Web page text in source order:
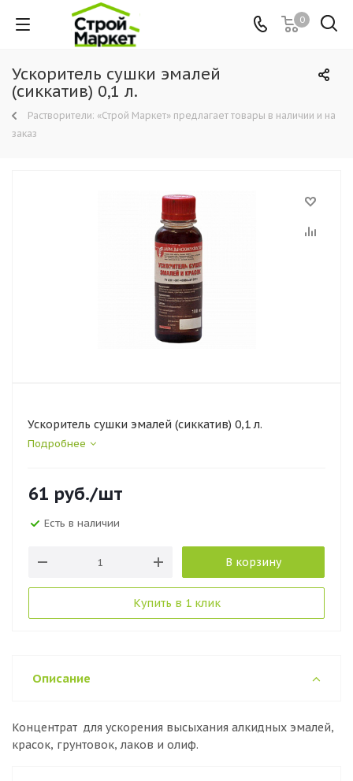
0
Ускоритель сушки эмалей
(сиккатив) 0,1 л.
Растворители: «Строй Маркет» предлагает товары в наличии и на
заказ
Ускоритель сушки эмалей (сиккатив) 0,1 л.
Подробнее
61 руб./шт
Есть в наличии
В корзину
Купить в 1 клик
Описание
Концентрат для ускорения высыхания алкидных эмалей,
красок, грунтовок, лаков и олиф.